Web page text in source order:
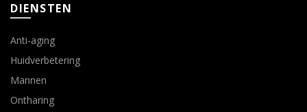
DIENSTEN
Anti-aging
Huidverbetering
Mannen
Ontharing